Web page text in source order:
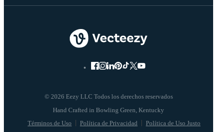
© 2026 Eezy LLC Todos los derechos reservados
Términos de Uso Política de Privacidad Política de Uso Justo